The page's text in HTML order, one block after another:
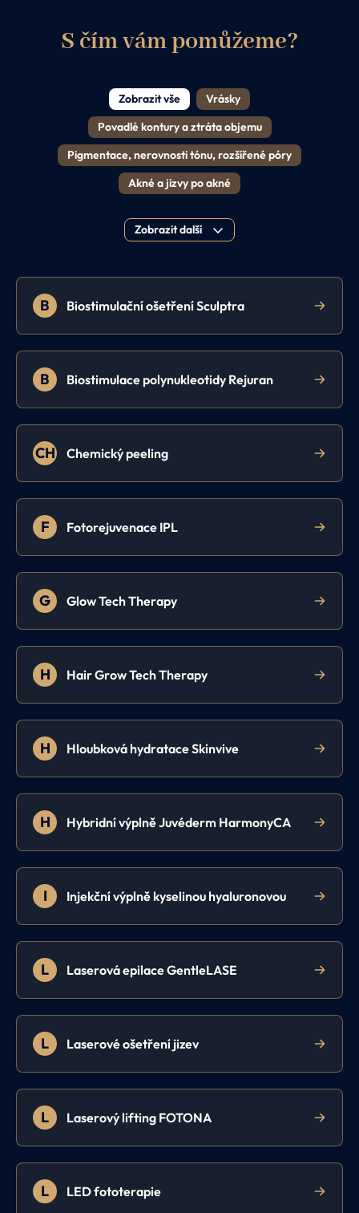
S čím vám pomůžeme?
Zobrazit vše
Vrásky
Povadlé kontury a ztráta objemu
Pigmentace, nerovnosti tónu, rozšířené póry
Akné a jizvy po akné
Zobrazit další
B Biostimulační ošetření Sculptra
B Biostimulace polynukleotidy Rejuran
CH Chemický peeling
F Fotorejuvenace IPL
G Glow Tech Therapy
H Hair Grow Tech Therapy
H Hloubková hydratace Skinvive
H Hybridní výplně Juvéderm HarmonyCA
I Injekční výplně kyselinou hyaluronovou
L Laserová epilace GentleLASE
L Laserové ošetření jizev
L Laserový lifting FOTONA
L LED fototerapie